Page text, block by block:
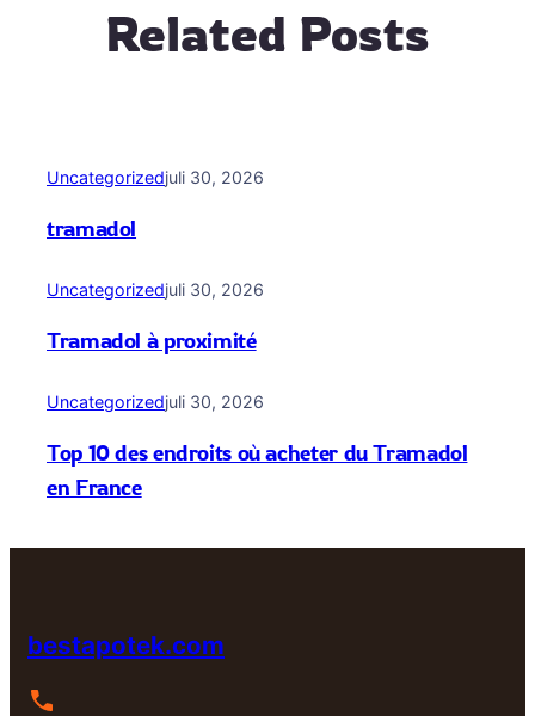
Related Posts
Uncategorizedjuli 30, 2026
tramadol
Uncategorizedjuli 30, 2026
Tramadol à proximité
Uncategorizedjuli 30, 2026
Top 10 des endroits où acheter du Tramadol
en France
bestapotek.com